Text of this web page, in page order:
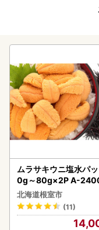
ムラサキウニ塩水パ
0g～80g×2P A-
北海道根室市
(11)